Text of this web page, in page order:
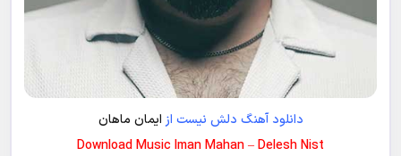
دانلود آهنگ دلش نیست از ایمان ماهان
Download Music Iman Mahan – Delesh Nist